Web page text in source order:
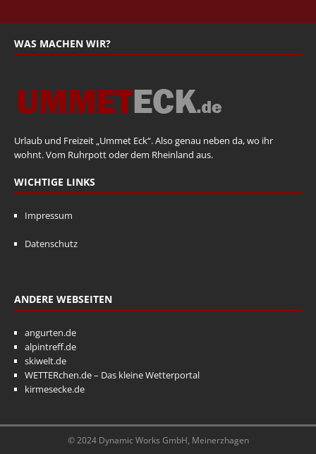
WAS MACHEN WIR?
Urlaub und Freizeit „Ummet Eck“. Also genau neben da, wo ihr
wohnt. Vom Ruhrpott oder dem Rheinland aus.
WICHTIGE LINKS
Impressum
Datenschutz
ANDERE WEBSEITEN
angurten.de
alpintreff.de
skiwelt.de
WETTERchen.de – Das kleine Wetterportal
kirmesecke.de
© 2024 Dynamic Works GmbH, Meinerzhagen